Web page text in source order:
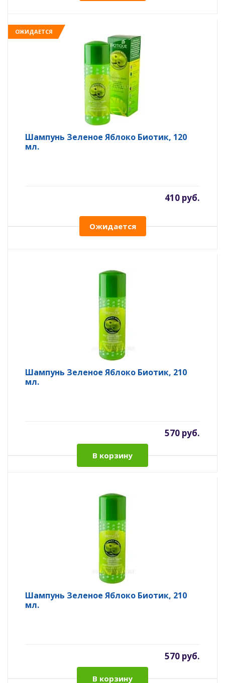
ОЖИДАЕТСЯ
Шампунь Зеленое Яблоко Биотик, 120
мл.
410 руб.
Ожидается
Шампунь Зеленое Яблоко Биотик, 210
мл.
570 руб.
В корзину
Шампунь Зеленое Яблоко Биотик, 210
мл.
570 руб.
В корзину